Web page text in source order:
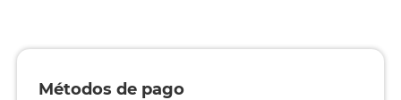
Métodos de pago